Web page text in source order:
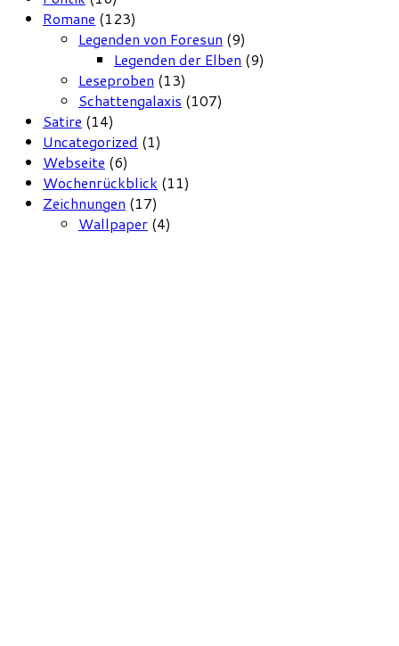
Romane (123)
Legenden von Foresun (9)
Legenden der Elben (9)
Leseproben (13)
Schattengalaxis (107)
Satire (14)
Uncategorized (1)
Webseite (6)
Wochenrückblick (11)
Zeichnungen (17)
Wallpaper (4)